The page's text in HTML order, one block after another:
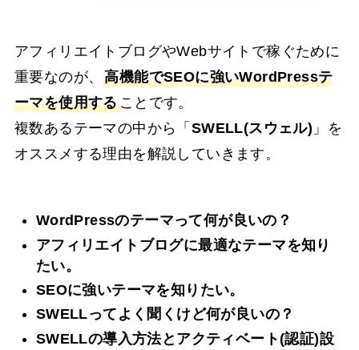
アフィリエイトブログやWebサイトで稼ぐために
重要なのが、高機能でSEOに強いWordPressテ
ーマを使用することです。
複数あるテーマの中から「 SWELL(スウェル) 」を
オススメする理由を解説していきます。
WordPressのテーマって何が良いの？
アフィリエイトブログに最適なテーマを知り
たい。
SEOに強いテーマを知りたい。
SWELLってよく聞くけど何が良いの？
SWELLの導入方法とアクティベート(認証)設